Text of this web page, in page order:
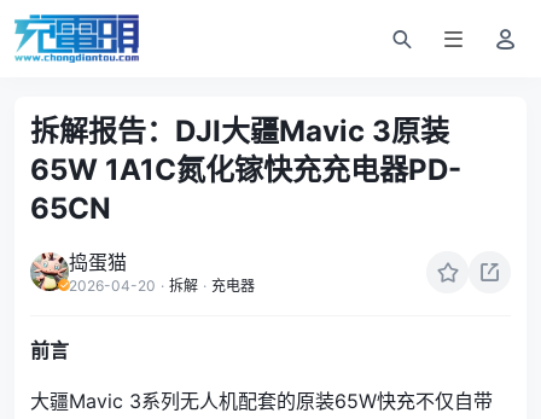
拆解报告：DJI大疆Mavic 3原装
65W 1A1C氮化镓快充充电器PD-
65CN
捣蛋猫
2026-04-20 · 拆解 · 充电器
前言
大疆Mavic 3系列无人机配套的原装65W快充不仅自带